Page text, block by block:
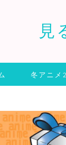
見
冬アニメ